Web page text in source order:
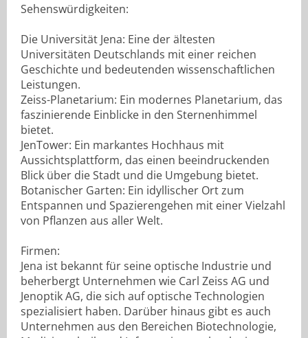
Sehenswürdigkeiten:
Die Universität Jena: Eine der ältesten
Universitäten Deutschlands mit einer reichen
Geschichte und bedeutenden wissenschaftlichen
Leistungen.
Zeiss-Planetarium: Ein modernes Planetarium, das
faszinierende Einblicke in den Sternenhimmel
bietet.
JenTower: Ein markantes Hochhaus mit
Aussichtsplattform, das einen beeindruckenden
Blick über die Stadt und die Umgebung bietet.
Botanischer Garten: Ein idyllischer Ort zum
Entspannen und Spazierengehen mit einer Vielzahl
von Pflanzen aus aller Welt.
Firmen:
Jena ist bekannt für seine optische Industrie und
beherbergt Unternehmen wie Carl Zeiss AG und
Jenoptik AG, die sich auf optische Technologien
spezialisiert haben. Darüber hinaus gibt es auch
Unternehmen aus den Bereichen Biotechnologie,